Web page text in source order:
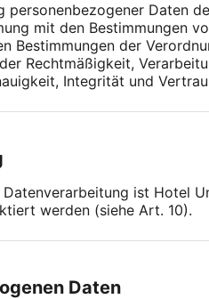
Daten
mit den Bestimmungen
Bestimmungen der
Rechtmäßigkeit,
Integrität und
ist Hotel
werden (siehe Art. 10).
Daten